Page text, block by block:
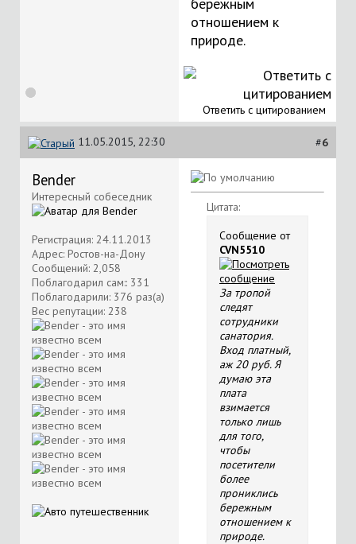
отношением к
природе.
Ответить с цитированием
11.05.2015, 22:30 #6
Bender
Интересный собеседник
Регистрация: 24.11.2013
Адрес: Ростов-на-Дону
Сообщений: 2,058
Поблагодарил сам:: 331
Поблагодарили: 376 раз(а)
Вес репутации: 238
Цитата:
Сообщение от
CVN5510
За тропой
следят
сотрудники
санатория.
Вход платный,
аж 20 руб. Я
думаю эта
плата
взимается
только лишь
для того,
чтобы
посетители
более
прониклись
бережным
отношением к
природе.